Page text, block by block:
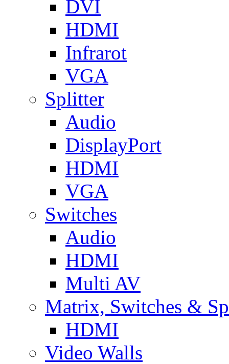
DVI
HDMI
Infrarot
VGA
Splitter
Audio
DisplayPort
HDMI
VGA
Switches
Audio
HDMI
Multi AV
Matrix, Switches &
HDMI
Video Walls